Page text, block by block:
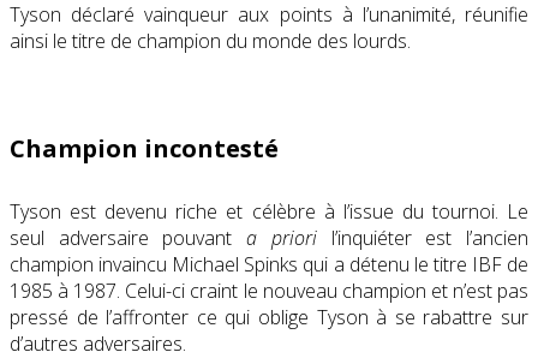
Tyson déclaré vainqueur aux points à l’unanimité, réunifie
ainsi le titre de champion du monde des lourds.
Champion incontesté
Tyson est devenu riche et célèbre à l’issue du tournoi. Le
seul adversaire pouvanta prioril’inquiéter est l’ancien
champion invaincu Michael Spinks qui a détenu le titre IBF de
1985 à 1987. Celui-ci craint le nouveau champion et n’est pas
pressé de l’affronter ce qui oblige Tyson à se rabattre sur
d’autres adversaires.